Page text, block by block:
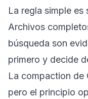
La regla simple es
Archivos
búsqueda son
primero y decide
La compaction de
pero el principio